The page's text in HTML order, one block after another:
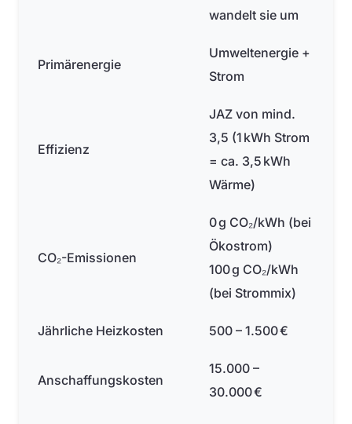
wandelt sie um
Primärenergie
Umweltenergie +
Strom
Effizienz
JAZ von mind.
3,5 (1 kWh Strom
= ca. 3,5 kWh
Wärme)
CO₂-Emissionen
0 g CO₂/kWh (bei
Ökostrom)
100 g CO₂/kWh
(bei Strommix)
Jährliche Heizkosten 500 – 1.500 €
Anschaffungskosten
15.000 –
30.000 €